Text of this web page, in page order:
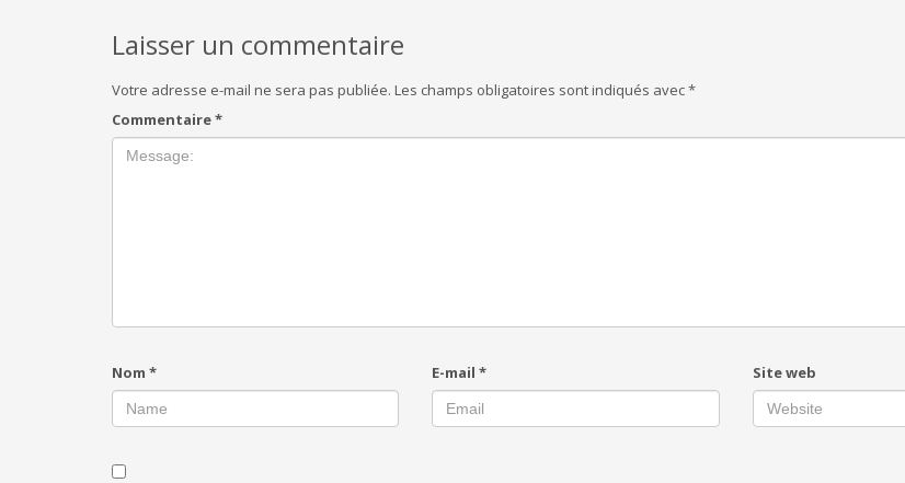
Laisser un commentaire
Votre adresse e-mail ne sera pas publiée. Les champs obligatoires sont indiqués avec*
Commentaire*
Nom * E-mail* Site web